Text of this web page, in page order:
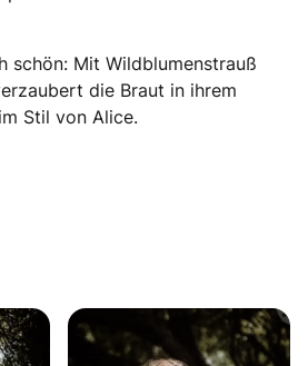
schön: Mit Wildblumenstrauß
die Braut in ihrem
Stil von Alice.